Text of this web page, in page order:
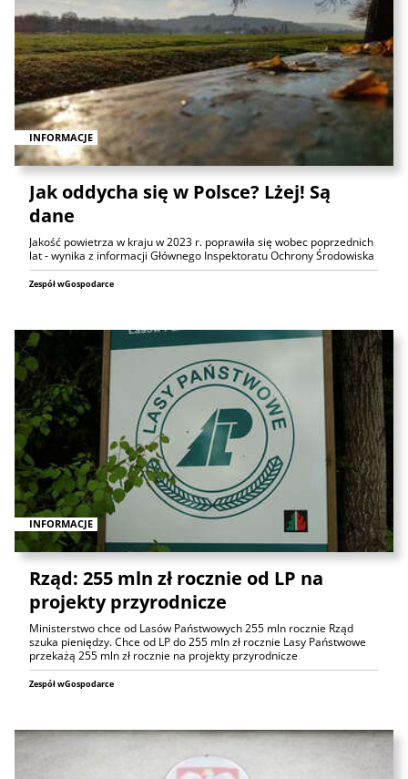
INFORMACJE
Jak oddycha się w Polsce? Lżej! Są
dane
Jakość powietrza w kraju w 2023 r. poprawiła się wobec poprzednich
lat - wynika z informacji Głównego Inspektoratu Ochrony Środowiska
Zespół wGospodarce
INFORMACJE
Rząd: 255 mln zł rocznie od LP na
projekty przyrodnicze
Ministerstwo chce od Lasów Państwowych 255 mln rocznie Rząd
szuka pieniędzy. Chce od LP do 255 mln zł rocznie Lasy Państwowe
przekażą 255 mln zł rocznie na projekty przyrodnicze
Zespół wGospodarce